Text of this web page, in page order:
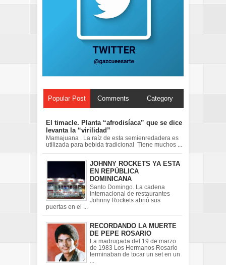
Popular Post Comments Category
El timacle. Planta “afrodisíaca” que se dice
levanta la “virilidad”
Mamajuana . La raíz de esta semienredadera es
utilizada para bebida tradicional Tiene muchos ...
JOHNNY ROCKETS YA ESTA
EN REPÚBLICA
DOMINICANA
Santo Domingo. La cadena
internacional de restaurantes
Johnny Rockets abrió sus
puertas en el ...
RECORDANDO LA MUERTE
DE PEPE ROSARIO
La madrugada del 19 de marzo
de 1983 Los Hermanos Rosario
terminaban de tocar un set en un
...